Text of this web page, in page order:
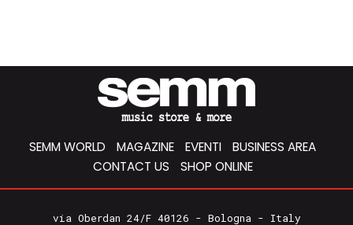
SEMM WORLD MAGAZINE EVENTI
BUSINESS AREA
CONTACT US
SHOP ONLINE
via Oberdan 24/F 40126 - Bologna - Italy